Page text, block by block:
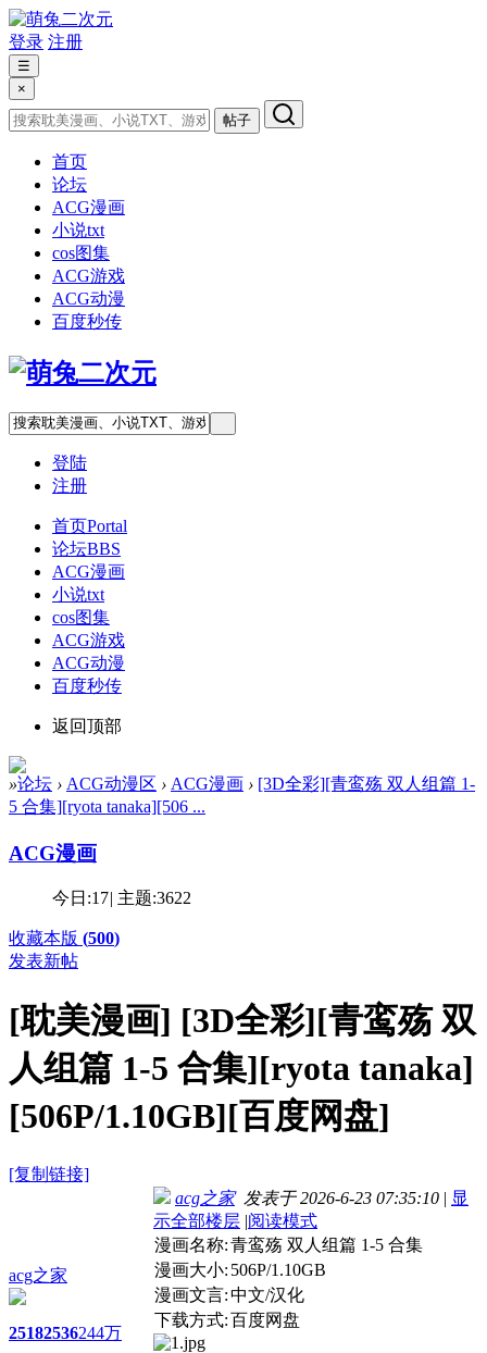
登录 注册
☰
×
帖子
首页
论坛
ACG漫画
小说txt
cos图集
ACG游戏
ACG动漫
百度秒传
登陆
注册
首页Portal
论坛BBS
ACG漫画
小说txt
cos图集
ACG游戏
ACG动漫
百度秒传
返回顶部
»论坛 › ACG动漫区 › ACG漫画 › [3D全彩][青鸾殇 双人组篇 1-
5 合集][ryota tanaka][506 ...
ACG漫画
今日:17| 主题:3622
收藏本版 (500)
发表新帖
[耽美漫画] [3D全彩][青鸾殇 双
人组篇 1-5 合集][ryota tanaka]
[506P/1.10GB][百度网盘]
[复制链接]
acg之家
25182536244万
acg之家发表于 2026-6-23 07:35:10 | 显
示全部楼层 |阅读模式
漫画名称:青鸾殇 双人组篇 1-5 合集
漫画大小: 506P/1.10GB
漫画文言:中文/汉化
下载方式:百度网盘